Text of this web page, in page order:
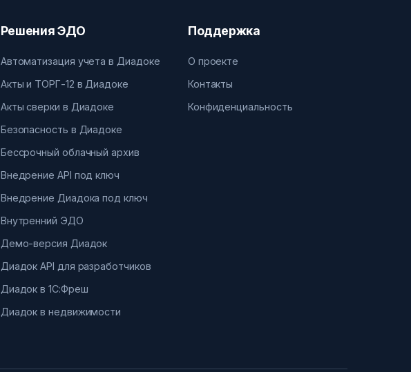
Решения ЭДО
Автоматизация учета в Диадоке
Акты и ТОРГ-12 в Диадоке
Акты сверки в Диадоке
Безопасность в Диадоке
Бессрочный облачный архив
Внедрение API под ключ
Внедрение Диадока под ключ
Внутренний ЭДО
Демо-версия Диадок
Диадок API для разработчиков
Диадок в 1С:Фреш
Диадок в недвижимости
Поддержка
О проекте
Контакты
Конфиденциальность